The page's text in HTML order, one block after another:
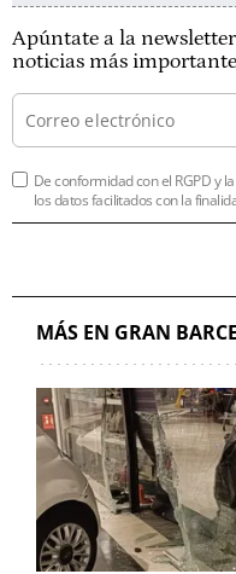
Apúntate a la
noticias más
De conformidad con el RGPD y
los datos facilitados con la
MÁS EN GRAN